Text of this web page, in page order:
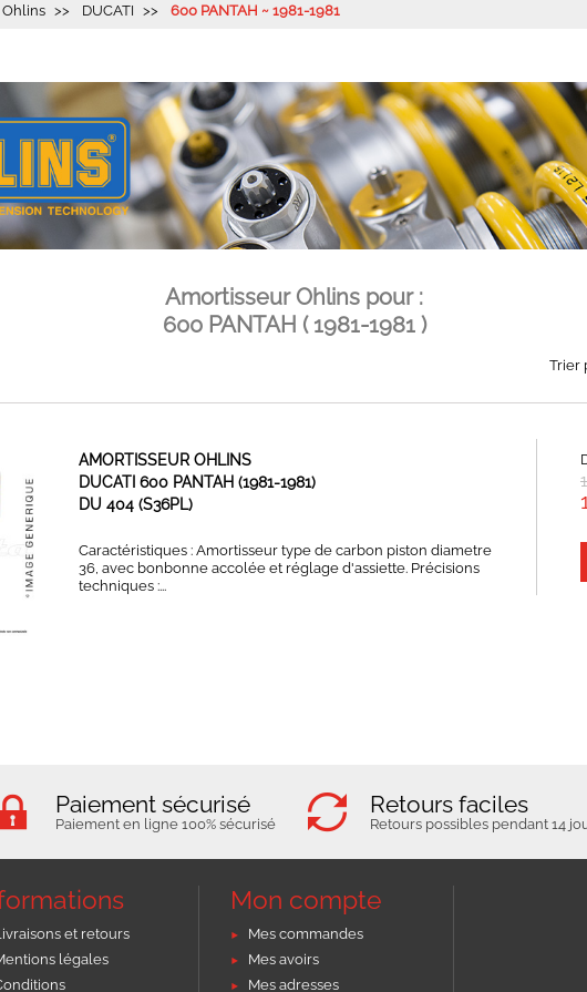
Ohlins DUCATI 600 PANTAH ~ 1981-1981
Amortisseur Ohlins pour :
600 PANTAH ( 1981-1981 )
Trier
AMORTISSEUR OHLINS
DUCATI 600 PANTAH (1981-1981)
DU 404 (S36PL)
Caractéristiques : Amortisseur type de carbon piston diametre
36, avec bonbonne accolée et réglage d'assiette. Précisions
techniques :...
Paiement sécurisé
Paiement en ligne 100% sécurisé
Retours faciles
Retours possibles pendant 14
et retours
légales
Mon compte
Mes commandes
Mes avoirs
Mes adresses